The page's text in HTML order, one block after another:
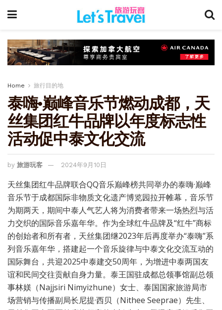
Home 旅行目的地
泰嗨·巅峰音乐节燃动成都，天
丝集团红牛品牌以年度标志性
活动促中泰文化交流
by 旅游玩客 2024年9月10日
天丝集团红牛品牌联合QQ音乐巅峰榜共同举办的泰嗨·巅峰
音乐节于成都国际非物质文化遗产博览园拉开帷幕，音乐节
为期两天，期间中泰人气艺人将为消费者带来一场热烈与活
力交织的国际音乐嘉年华。作为全球红牛品牌及“红牛”商标
的创始者和所有者，天丝集团继2023年后再度举办“泰嗨”系
列音乐嘉年华，搭建起一个音乐旋律与中泰文化交流互动的
国际舞台，共迎2025中泰建交50周年，为增进中泰两国友
谊和民间交往贡献自身力量。泰王国驻成都总领事馆副总领
事林媄（Najjsiri Nimyizhune）女士、泰国国家旅游局市
场营销与传播副局长尼提·西贝（Nithee Seeprae）先生、